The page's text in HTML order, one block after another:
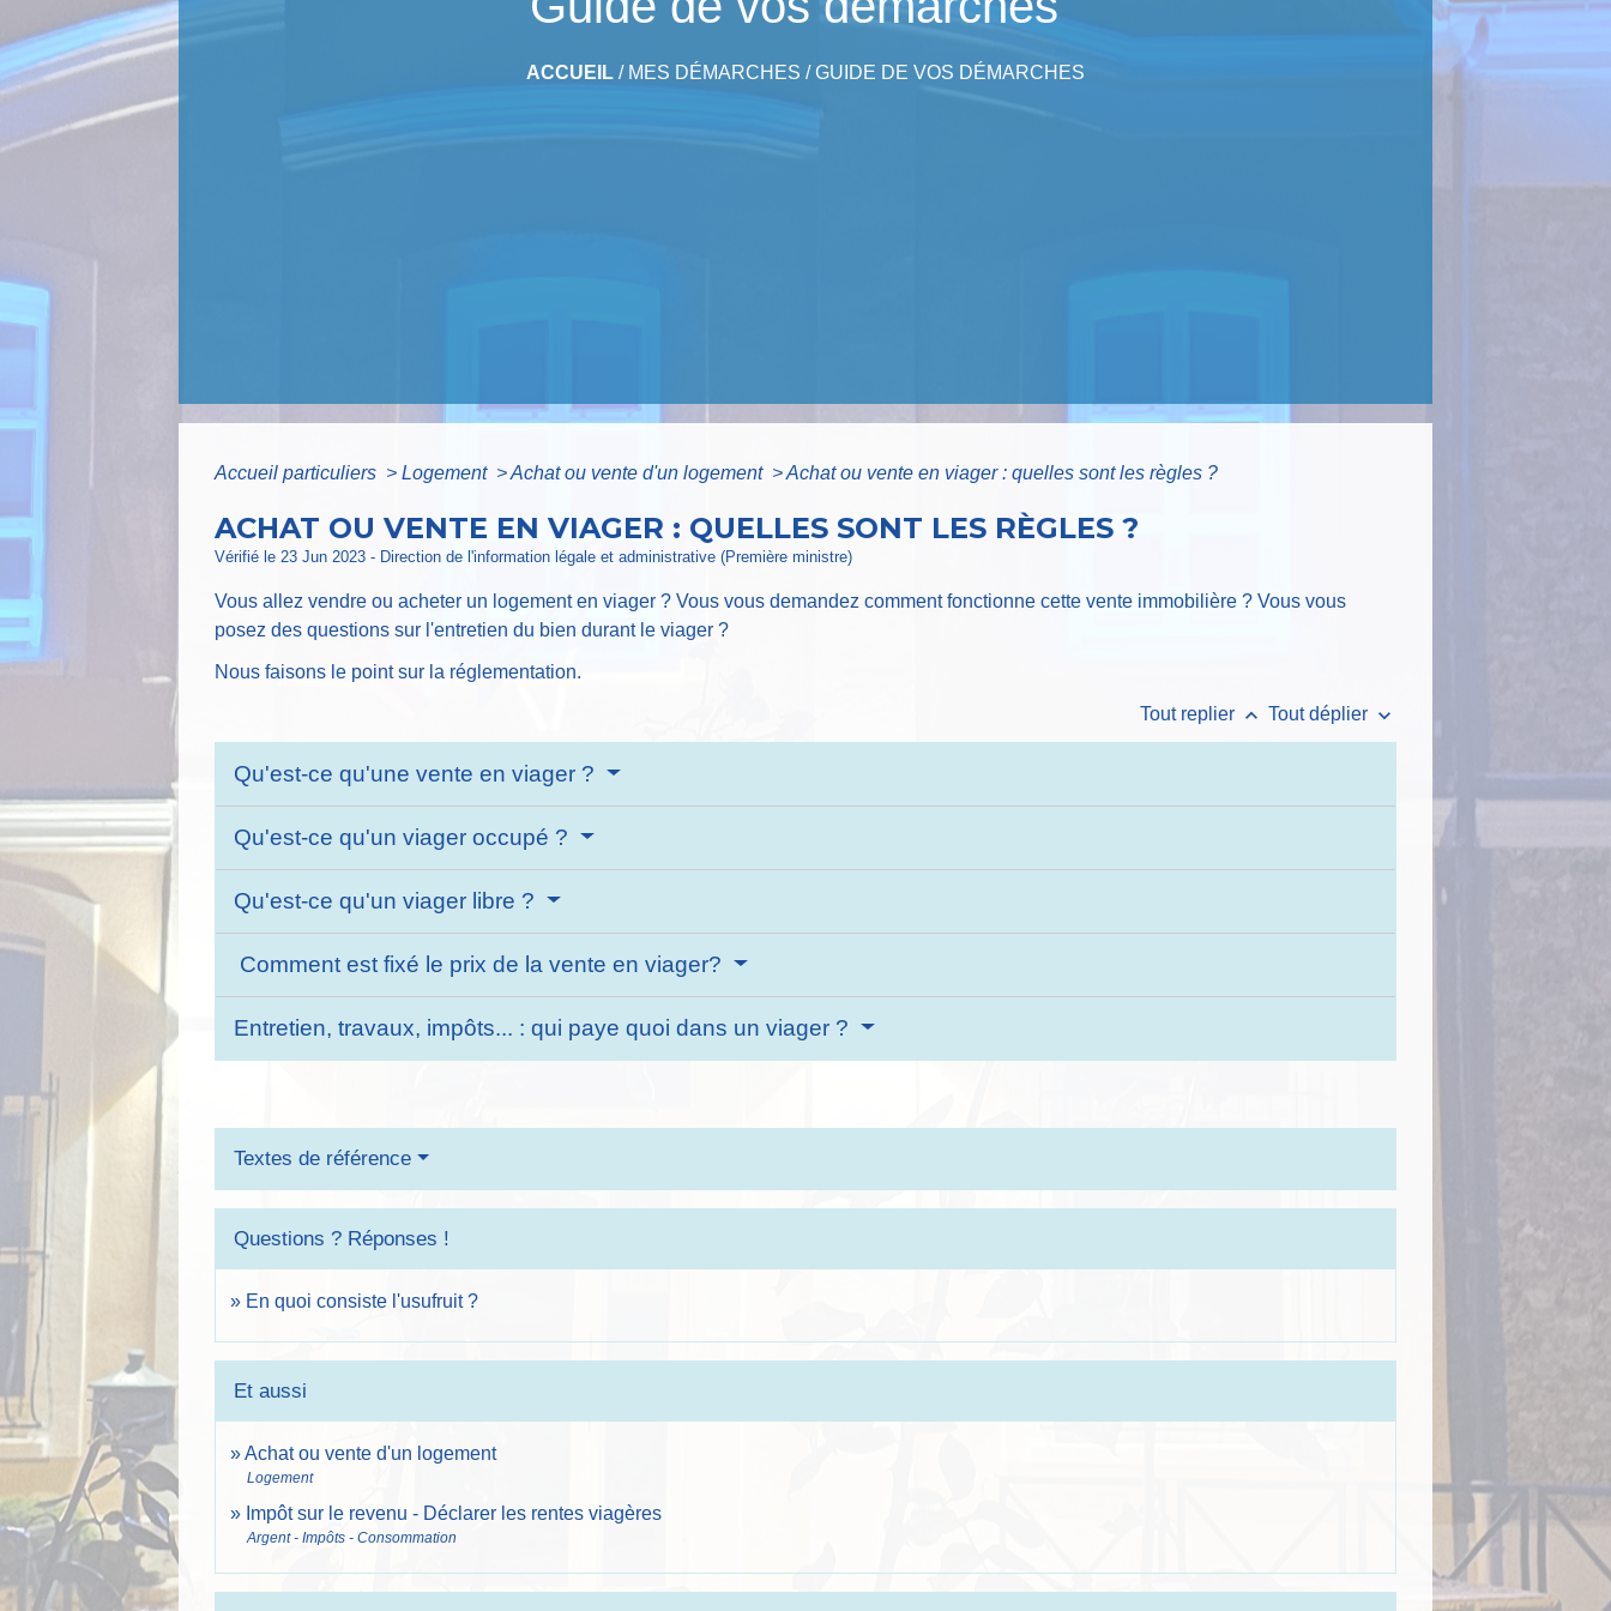
ACCUEIL / MES DÉMARCHES /GUIDE DE VOS DÉMARCHES
Accueil particuliers > Logement > Achat ou vente d'un logement > Achat ou vente en viager : quelles sont les règles ?
ACHAT OU VENTE EN VIAGER : QUELLES SONT LES RÈGLES ?
Vérifié le 23 Jun 2023 - Direction de l'information légale et administrative (Première ministre)
Vous allez vendre ou acheter un logement en viager ? Vous vous demandez comment fonctionne cette vente immobilière ? Vous vous
posez des questions sur l'entretien du bien durant le viager ?
Nous faisons le point sur la réglementation.
Tout replier keyboard_arrow_up Tout déplier keyboard_arrow_down
Qu'est-ce qu'une vente en viager ?
Qu'est-ce qu'un viager occupé ?
Qu'est-ce qu'un viager libre ?
Comment est fixé le prix de la vente en viager?
Entretien, travaux, impôts... : qui paye quoi dans un viager ?
Textes de référence
Questions ? Réponses !
En quoi consiste l'usufruit ?
Et aussi
Achat ou vente d'un logement
Logement
Impôt sur le revenu - Déclarer les rentes viagères
Argent - Impôts - Consommation